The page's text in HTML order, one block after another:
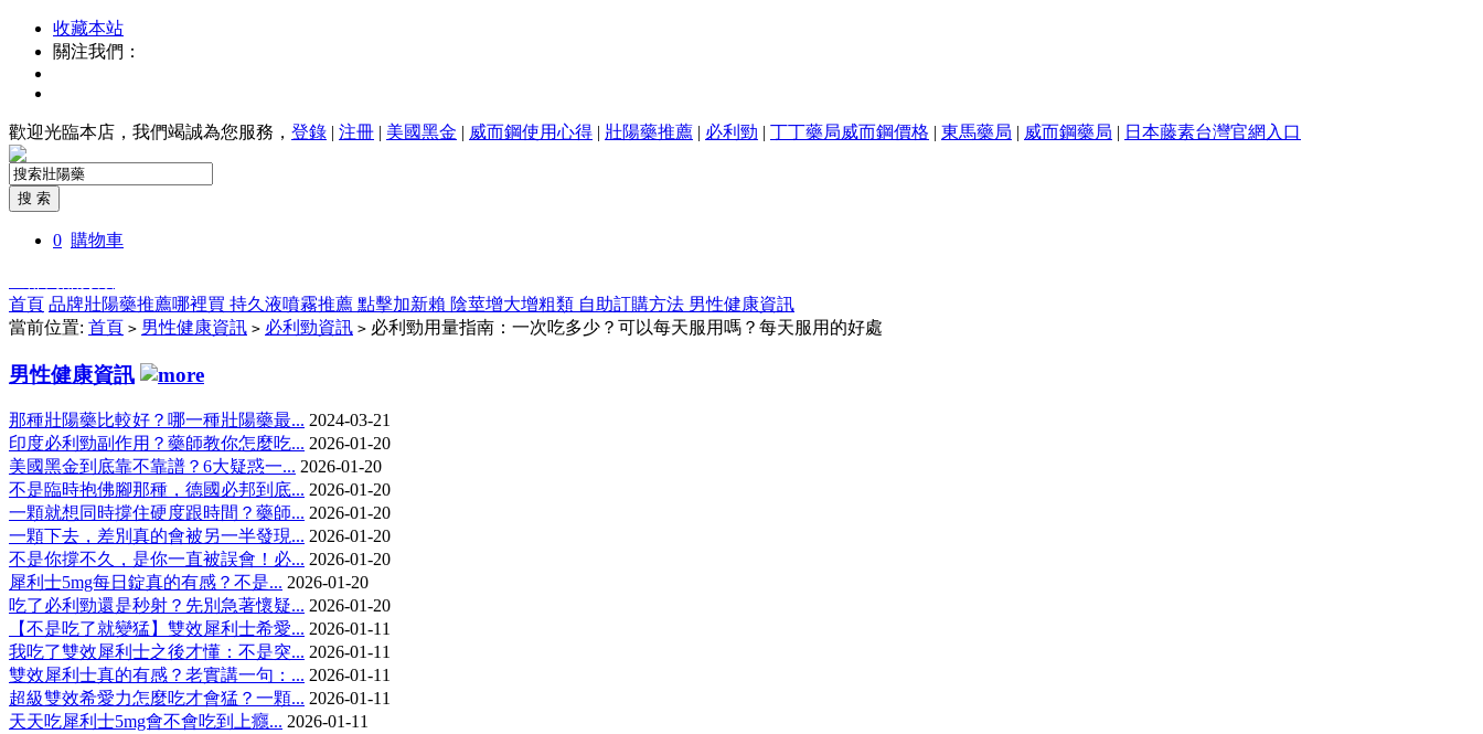
收藏本站
關注我們：
歡迎光臨本店，我們竭誠為您服務， 登錄 | 注冊 | 美國黑金 | 威而鋼使用心得 | 壯陽藥推薦 | 必利勁 | 丁丁藥局威而鋼價格 | 東馬藥局 | 威而鋼藥局 | 日本藤素台灣官網入口
0 購物車
首頁 品牌壯陽藥推薦哪裡買 持久液噴霧推薦 點擊加新賴 陰莖增大增粗類 自助訂購方法 男性健康資訊
當前位置: 首頁 > 男性健康資訊 > 必利勁資訊 > 必利勁用量指南：一次吃多少？可以每天服用嗎？每天服用的好處
男性健康資訊
那種壯陽藥比較好？哪一種壯陽藥最... 2024-03-21
印度必利勁副作用？藥師教你怎麼吃... 2026-01-20
美國黑金到底靠不靠譜？6大疑惑一... 2026-01-20
不是臨時抱佛腳那種，德國必邦到底... 2026-01-20
一顆就想同時撐住硬度跟時間？藥師... 2026-01-20
一顆下去，差別真的會被另一半發現... 2026-01-20
不是你撐不久，是你一直被誤會！必... 2026-01-20
犀利士5mg每日錠真的有感？不是... 2026-01-20
吃了必利勁還是秒射？先別急著懷疑... 2026-01-20
【不是吃了就變猛】雙效犀利士希愛... 2026-01-11
我吃了雙效犀利士之後才懂：不是突... 2026-01-11
雙效犀利士真的有感？老實講一句：... 2026-01-11
超級雙效希愛力怎麼吃才會猛？一顆... 2026-01-11
天天吃犀利士5mg會不會吃到上癮... 2026-01-11